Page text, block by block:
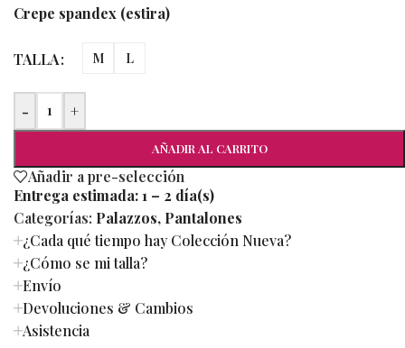
Crepe spandex (estira)
TALLA M L
- +
AÑADIR AL CARRITO
Añadir a pre-selección
Entrega estimada:1 – 2 día(s)
Categorías: Palazzos, Pantalones
¿Cada qué tiempo hay Colección Nueva?
¿Cómo se mi talla?
Envío
Devoluciones & Cambios
Asistencia